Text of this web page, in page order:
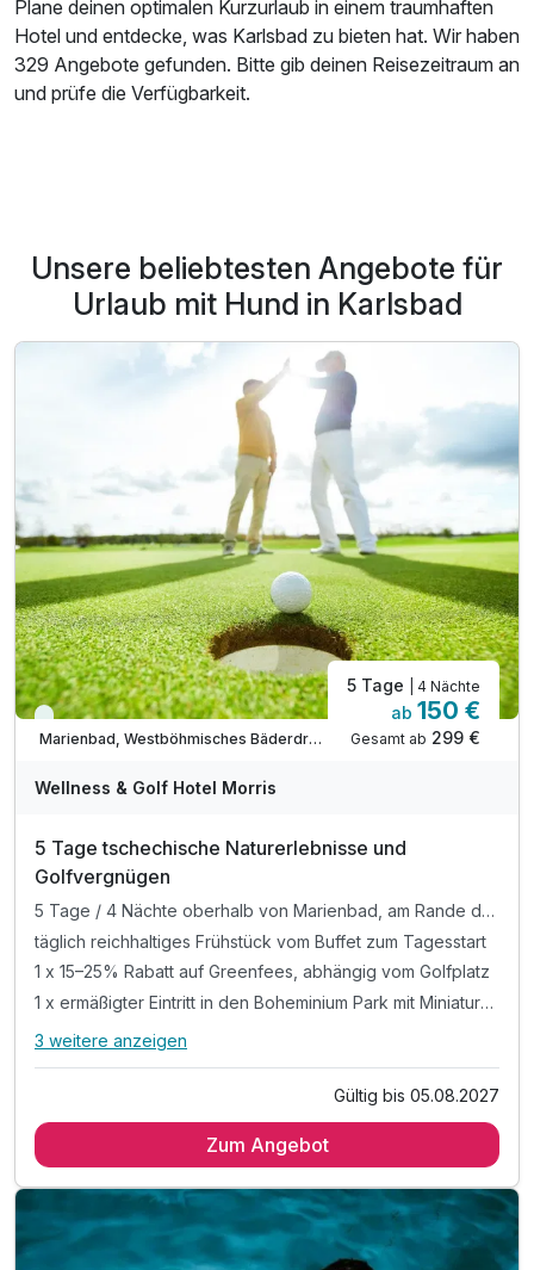
Plane deinen optimalen Kurzurlaub in einem traumhaften
Hotel und entdecke, was Karlsbad zu bieten hat. Wir haben
329 Angebote gefunden. Bitte gib deinen Reisezeitraum an
und prüfe die Verfügbarkeit.
Unsere beliebtesten Angebote für
Urlaub mit Hund in Karlsbad
Immer verfügbar
Marienbad, Westböhmisches Bäderdreieck
5 Tage | 4 Nächte
ab 150 €
Gesamt ab 299 €
Wellness & Golf Hotel Morris
5 Tage tschechische Naturerlebnisse und
Golfvergnügen
5 Tage / 4 Nächte oberhalb von Marienbad, am Rande der grünen Natur
täglich reichhaltiges Frühstück vom Buffet zum Tagesstart
1 x 15–25% Rabatt auf Greenfees, abhängig vom Golfplatz
1 x ermäßigter Eintritt in den Boheminium Park mit Miniaturen berühmter Gebäude und Burgen
Alle Inklusivleistungen
grünen Natur
täglich reichhaltiges Frühstück vom Buffet zum Tagesstart
1 x 15–25% Rabatt auf Greenfees, abhängig vom Golfplatz
1 x ermäßigter Eintritt in den Boheminium Park mit
Miniaturen berühmter Gebäude und Burgen
3 weitere anzeigen
Gültig bis 05.08.2027
Zum Angebot